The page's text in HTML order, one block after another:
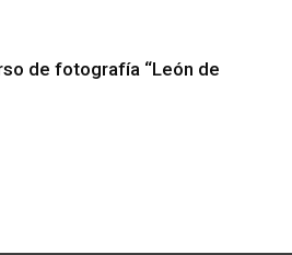
de fotografía “León de